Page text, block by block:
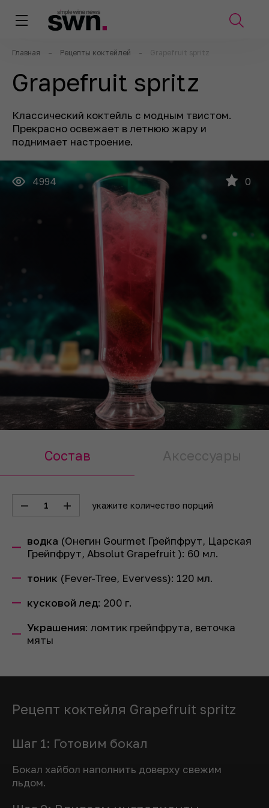
Главная – Рецепты коктейлей - Grapefruit spritz
Grapefruit spritz
4994 0
Классический коктейль с модным твистом.
Прекрасно освежает в летнюю жару и
поднимает настроение.
Состав Аксессуары
1 укажите количество порций
водка (Онегин Gourmet Грейпфрут, Царская
Грейпфрут, Absolut Grapefruit ): 60 мл.
тоник (Fever-Tree, Evervess): 120 мл.
кусковой лед: 200 г.
Украшения: ломтик грейпфрута, веточка
мяты
Рецепт коктейля Grapefruit spritz
Шаг 1: Готовим бокал
Бокал хайбол наполнить доверху свежим
льдом.